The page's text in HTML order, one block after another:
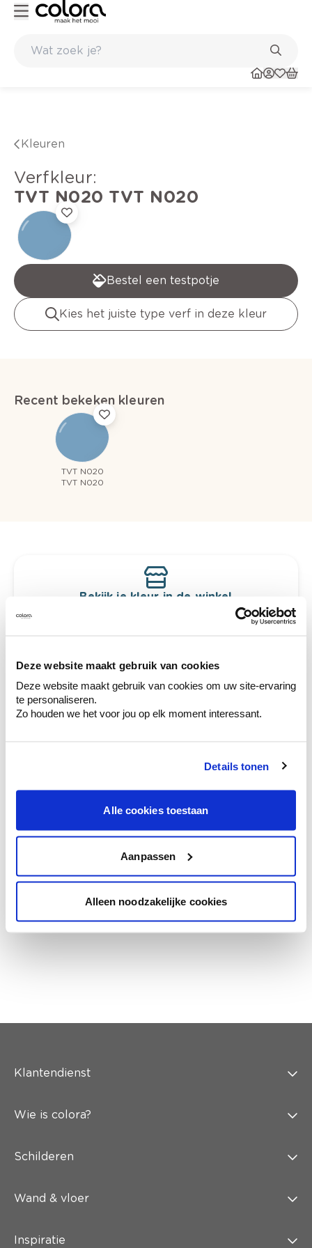
Deze website maakt gebruik van cookies
Deze website maakt gebruik van cookies om uw site-ervaring
te personaliseren.
Zo houden we het voor jou op elk moment interessant.
Details tonen
Alle cookies toestaan
Aanpassen
Alleen noodzakelijke cookies
Kleuren
verfkleur:
TVT N020 TVT N020
Bestel een testpotje
Kies het juiste type verf in deze kleur
Recent bekeken kleuren
TVT N020
TVT N020
Bekijk je kleur in de winkel
Ontdek er kleurechte stalen van je
te verfijnen.
Krijg persoonlijk advies om kleuren te
combineren.
Krijg kleuradvies op basis van de lichtinval
en je meubels.
Krijg ineens een technologische check-up
Klantendienst
Wie is colora?
Schilderen
Wand & vloer
Inspiratie